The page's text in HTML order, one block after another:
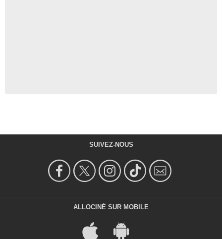
SUIVEZ-NOUS
ALLOCINÉ SUR MOBILE